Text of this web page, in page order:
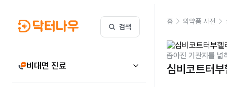
검색
비대면 진료
홈 의약품 사전
좁아진 기관지를 넓
심비코트터